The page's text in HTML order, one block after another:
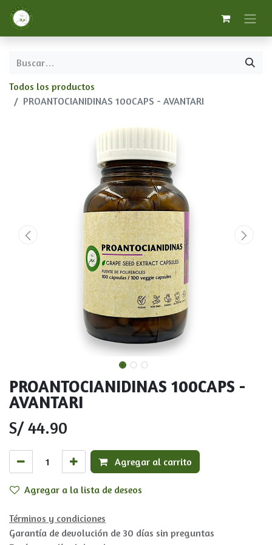
Todos los productos
PROANTOCIANIDINAS 100CAPS - AVANTARI
PROANTOCIANIDINAS 100CAPS -
AVANTARI
S/44.90
Agregar al carrito
Agregar a la lista de deseos
Términos y condiciones
Garantía de devolución de 30 días sin preguntas